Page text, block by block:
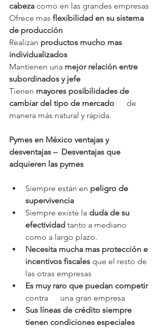
cabeza como en las grandes empresas
Ofrece mas flexibilidad en su sistema
de producción
Realizan productos mucho mas
individualizados
Mantienen una mejor relación entre
subordinados y jefe
Tienen mayores posibilidades de
cambiar del tipo de mercado
      de
manera más natural y rápida.
Pymes en México ventajas y
desventajas –  Desventajas que
adquieren las pymes
Siempre están en peligro de
supervivencia
Siempre existe la duda de su
efectividad tanto a mediano
como a largo plazo.
Necesita mucha mas protección e
incentivos fiscales que el resto de
las otras empresas
Es muy raro que puedan competir
contra      una gran empresa
Sus líneas de crédito siempre
tienen condiciones especiales